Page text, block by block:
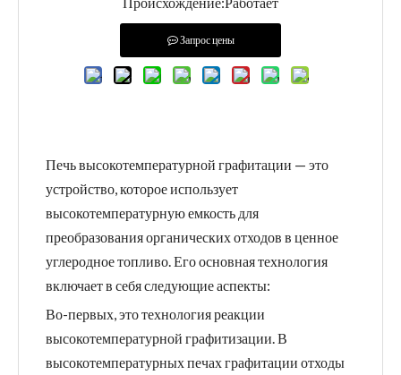
Запрос цены
Печь высокотемпературной графитации — это
устройство, которое использует
высокотемпературную емкость для
преобразования органических отходов в ценное
углеродное топливо. Его основная технология
включает в себя следующие аспекты:
Во-первых, это технология реакции
высокотемпературной графитизации. В
высокотемпературных печах графитации отходы